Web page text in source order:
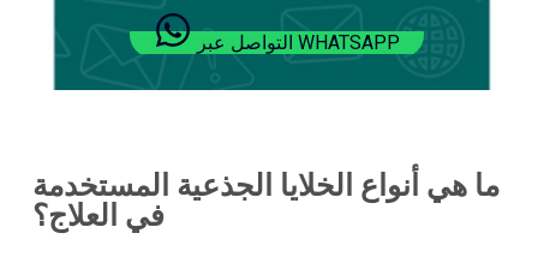
التواصل عبر WHATSAPP
ما هي أنواع الخلايا الجذعية المستخدمة
في العلاج؟